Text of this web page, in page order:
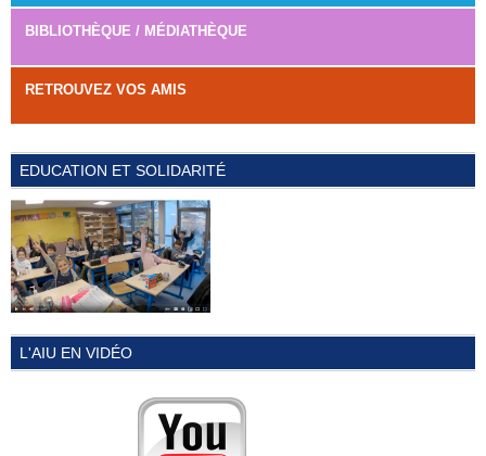
BIBLIOTHÈQUE / MÉDIATHÈQUE
RETROUVEZ VOS AMIS
EDUCATION ET SOLIDARITÉ
L'AIU EN VIDÉO